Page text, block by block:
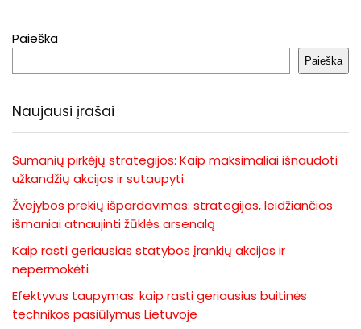
Paieška
Paieška
Naujausi įrašai
Sumanių pirkėjų strategijos: Kaip maksimaliai išnaudoti
užkandžių akcijas ir sutaupyti
Žvejybos prekių išpardavimas: strategijos, leidžiančios
išmaniai atnaujinti žūklės arsenalą
Kaip rasti geriausias statybos įrankių akcijas ir
nepermokėti
Efektyvus taupymas: kaip rasti geriausius buitinės
technikos pasiūlymus Lietuvoje